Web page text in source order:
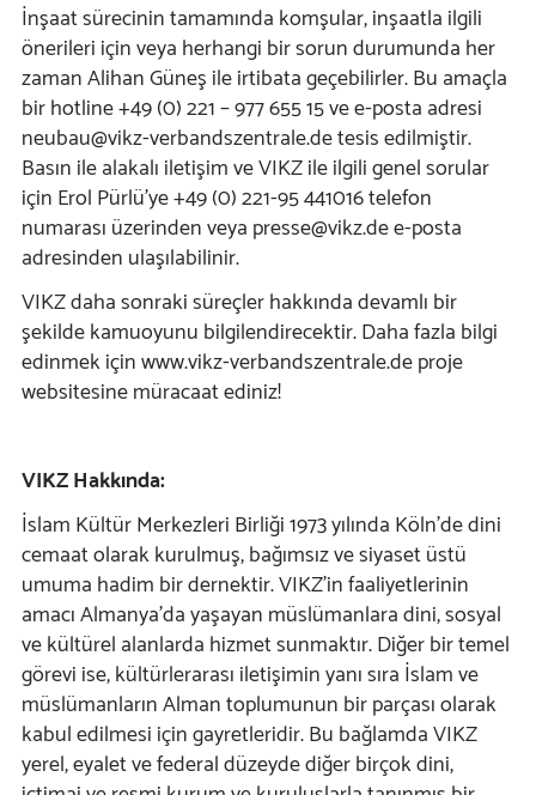
İnşaat sürecinin tamamında komşular, inşaatla ilgili
önerileri için veya herhangi bir sorun durumunda her
zaman Alihan Güneş ile irtibata geçebilirler. Bu amaçla
bir hotline +49 (0) 221 – 977 655 15 ve e-posta adresi
neubau@vikz-verbandszentrale.de tesis edilmiştir.
Basın ile alakalı iletişim ve VIKZ ile ilgili genel sorular
için Erol Pürlü'ye +49 (0) 221-95 441016 telefon
numarası üzerinden veya presse@vikz.de e-posta
adresinden ulaşılabilinir.
VIKZ daha sonraki süreçler hakkında devamlı bir
şekilde kamuoyunu bilgilendirecektir. Daha fazla bilgi
edinmek için www.vikz-verbandszentrale.de proje
websitesine müracaat ediniz!
VIKZ Hakkında:
İslam Kültür Merkezleri Birliği 1973 yılında Köln'de dini
cemaat olarak kurulmuş, bağımsız ve siyaset üstü
umuma hadim bir dernektir. VIKZ'in faaliyetlerinin
amacı Almanya'da yaşayan müslümanlara dini, sosyal
ve kültürel alanlarda hizmet sunmaktır. Diğer bir temel
görevi ise, kültürlerarası iletişimin yanı sıra İslam ve
müslümanların Alman toplumunun bir parçası olarak
kabul edilmesi için gayretleridir. Bu bağlamda VIKZ
yerel, eyalet ve federal düzeyde diğer birçok dini,